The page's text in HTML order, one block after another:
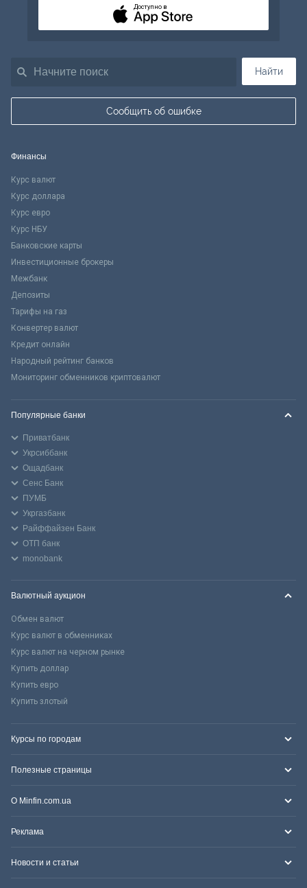
Найти
Сообщить об ошибке
Доступно в
Финансы
Курс валют
Курс доллара
Курс евро
Курс НБУ
Банковские карты
Инвестиционные брокеры
Межбанк
Депозиты
Тарифы на газ
Конвертер валют
Кредит онлайн
Народный рейтинг банков
Мониторинг обменников криптовалют
Популярные банки
Приватбанк
Укрсиббанк
Ощадбанк
Сенс Банк
ПУМБ
Укргазбанк
Райффайзен Банк
ОТП банк
monobank
Валютный аукцион
Обмен валют
Курс валют в обменниках
Курс валют на черном рынке
Купить доллар
Купить евро
Купить злотый
Курсы по городам
Полезные страницы
О Minfin.com.ua
Реклама
Новости и статьи